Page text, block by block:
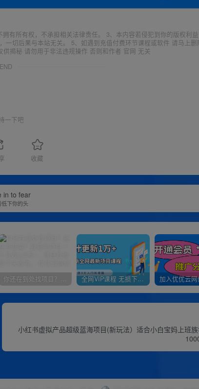
有所有权，不承担相关法律责任。 3、本内容若侵犯到你的版权利
切后果与本站无关。 5、如遇到充值付费环节课程或软件 请马上删
揭秘 请勿用于非法违规操作 否则和作者 官网 无关
一下吧
收藏
in to fear
下你的头
你还在到处找项目？还在当韭菜？我靠卖项目一个月收入5万+，曾经我也是个失败者。 全网VIP课程 无损下载~
小红书虚拟产品超级蓝海项目(新玩法）适合小白宝妈上班